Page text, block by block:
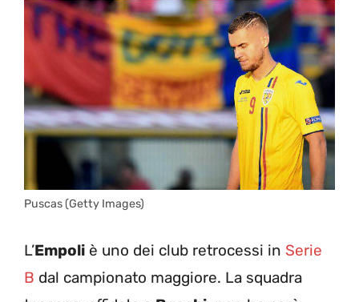
Puscas (Getty Images)
L’Empoli è uno dei club retrocessi in Serie
B dal campionato maggiore. La squadra